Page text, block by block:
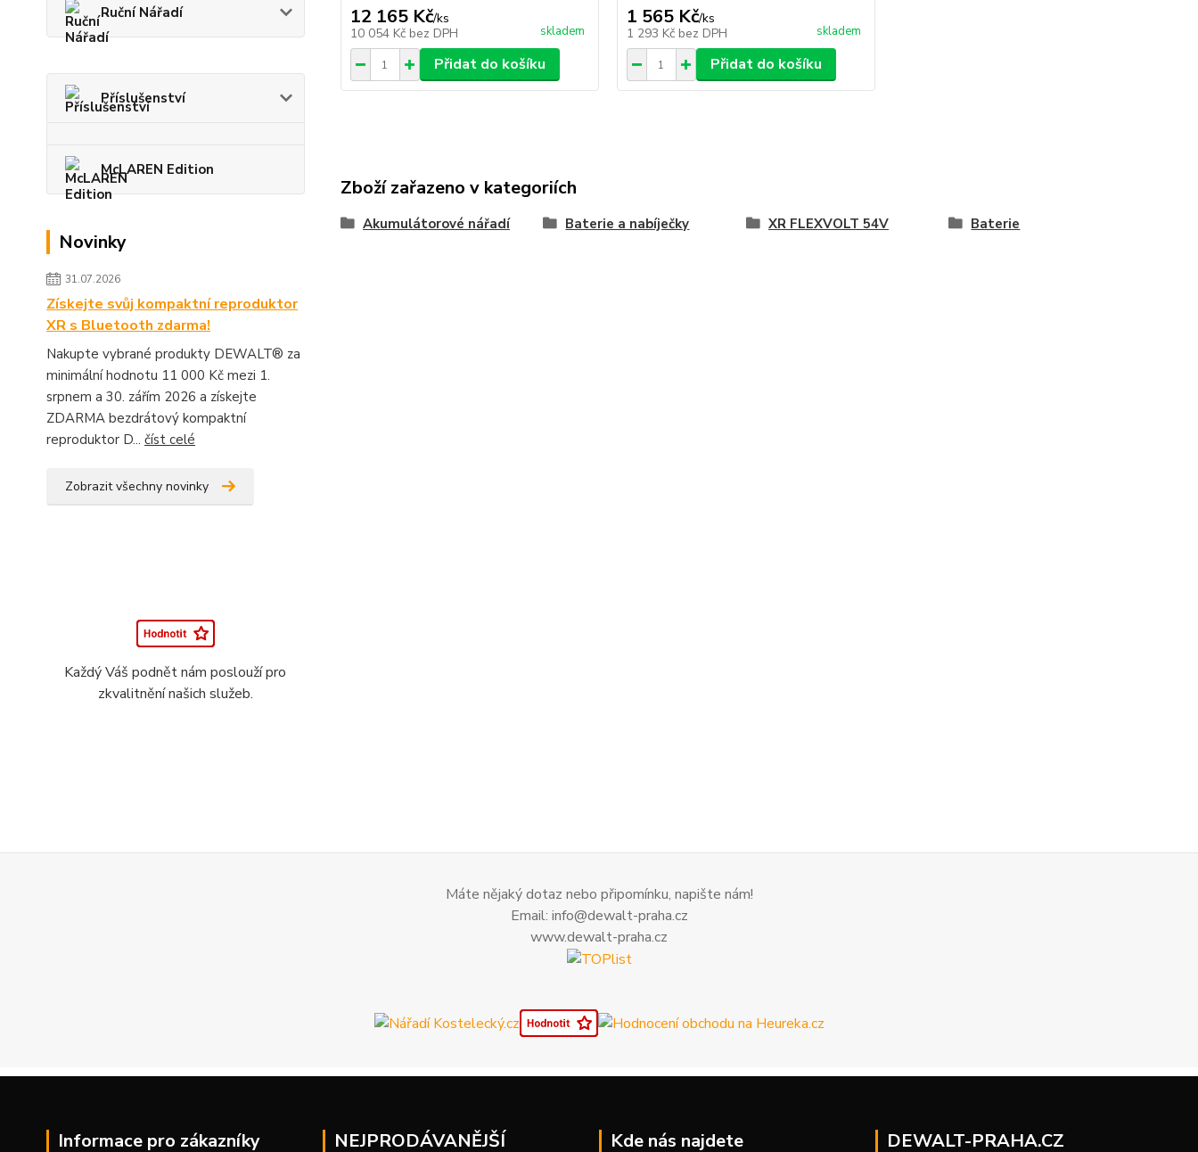
Ruční Nářadí
Příslušenství
McLAREN Edition
Novinky
31.07.2026
Získejte svůj kompaktní reproduktor
XR s Bluetooth zdarma!
Nakupte vybrané produkty DEWALT® za
minimální hodnotu 11 000 Kč mezi 1.
srpnem a 30. zářím 2026 a získejte
ZDARMA bezdrátový kompaktní
reproduktor D... číst celé
Zobrazit všechny novinky
Každý Váš podnět nám poslouží pro
zkvalitnění našich služeb.
12 165 Kč/ks
10 054 Kč bez DPH skladem
Přidat do košíku
1 565 Kč/ks
1 293 Kč bez DPH skladem
Přidat do košíku
Zboží zařazeno v kategoriích
Akumulátorové nářadí Baterie a nabíječky XR FLEXVOLT 54V Baterie
Máte nějaký dotaz nebo připomínku, napište nám!
Email: info@dewalt-praha.cz
www.dewalt-praha.cz
Informace pro zákazníky NEJPRODÁVANĚJŠÍ Kde nás najdete DEWALT-PRAHA.CZ